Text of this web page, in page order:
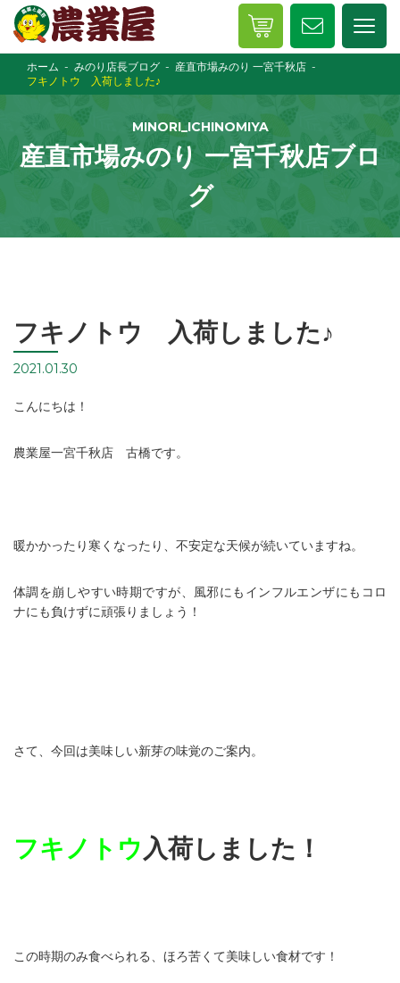
ホーム みのり店長ブログ
産直市場みのり 一宮千秋店
フキノトウ 入荷しました♪
MINORI_ICHINOMIYA
産直市場みのり 一宮千秋店ブロ
グ
フキノトウ 入荷しました♪
2021.01.30
こんにちは！
農業屋一宮千秋店 古橋です。
暖かかったり寒くなったり、不安定な天候が続いていますね。
体調を崩しやすい時期ですが、風邪にもインフルエンザにもコロ
ナにも負けずに頑張りましょう！
さて、今回は美味しい新芽の味覚のご案内。
フキノトウ入荷しました！
この時期のみ食べられる、ほろ苦くて美味しい食材です！